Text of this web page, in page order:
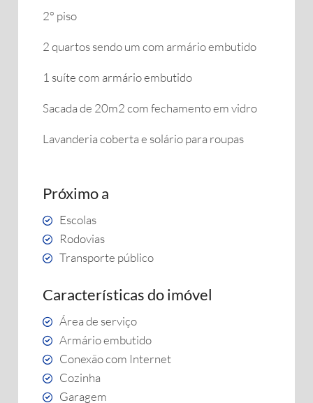
2° piso
2 quartos sendo um com armário embutido
1 suíte com armário embutido
Sacada de 20m2 com fechamento em vidro
Lavanderia coberta e solário para roupas
Próximo a
Escolas
Rodovias
Transporte público
Características do imóvel
Área de serviço
Armário embutido
Conexão com Internet
Cozinha
Garagem